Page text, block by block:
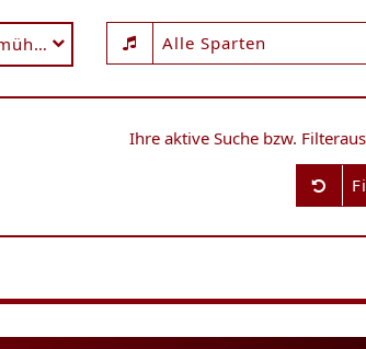
Alle Sparten
Ihre aktive Suche bzw.